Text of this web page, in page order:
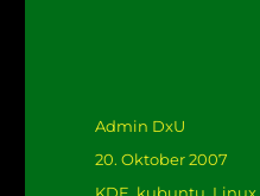
Autor
Admin DxU
Veröffentlicht
20. Oktober 2007
Kategorien